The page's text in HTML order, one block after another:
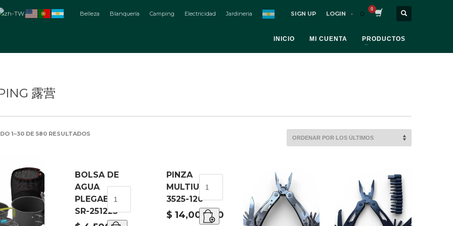
Belleza Blanquería Camping Electricidad Jardineria SIGN UP LOGIN 0
INICIO MI CUENTA PRODUCTOS
露营
1–30 DE 580 RESULTADOSORDENADO
BOLSA DE
AGUA
PLEGABLE
SR-251223
DE
AGUA
PINZA
MULTIUSO
3525-120
$ 14,000.00
MULTIUSO
3525-
120
cantidad